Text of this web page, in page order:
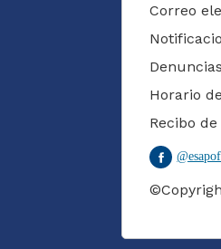
Correo
Horario
Recibo
@